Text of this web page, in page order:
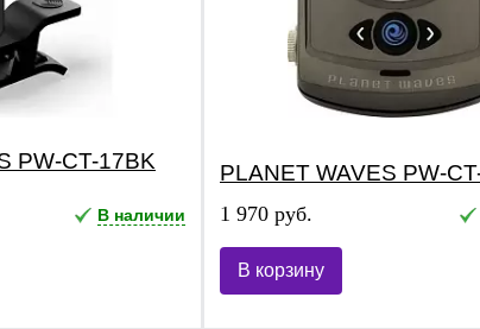
PW-CT-17BK
В наличии
PLANET WAVES PW-
1 970 руб.
В корзину